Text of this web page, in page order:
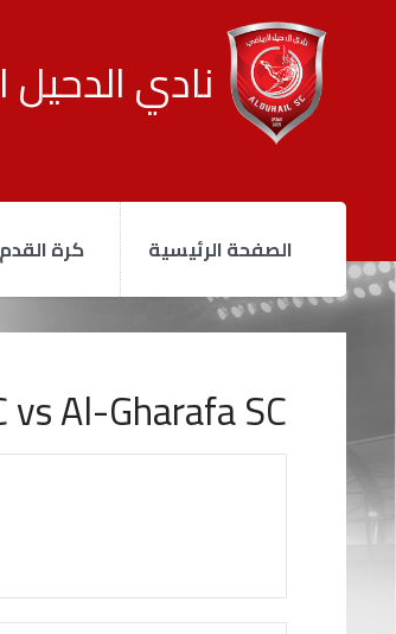
نادي الدحيل
الصفحة الرئيسية كرة القدم
vs Al-Gharafa SC